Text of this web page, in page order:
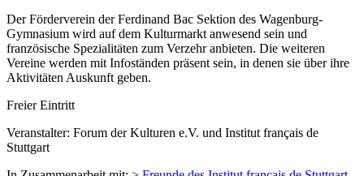
Der Förderverein der Ferdinand Bac Sektion des Wagenburg-
Gymnasium wird auf dem Kulturmarkt anwesend sein und
französische Spezialitäten zum Verzehr anbieten. Die weiteren
Vereine werden mit Infoständen präsent sein, in denen sie über ihre
Aktivitäten Auskunft geben.
Freier Eintritt
Veranstalter: Forum der Kulturen e.V. und Institut français de
Stuttgart